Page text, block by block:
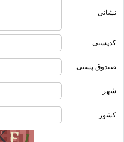
نشانی
کدپستی
صندوق پستی
شهر
کشور